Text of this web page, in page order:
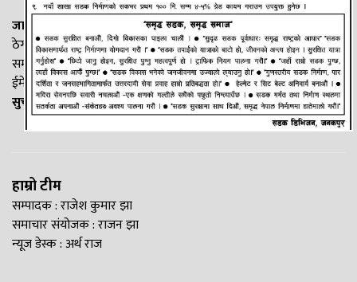
जानकी न्यूज नेटवर्क
ठेगाना: लक्ष्मीनियाँ -७, मधेश प्रदेश
सम्पर्क नं. : +977-9844100829
ईमेल:Madheshtopnews@gmail.com
सुचना विभाग दर्ता नं. २५४०/२०७७/७८
हाम्रो टीम
सम्पादक : राजेश कुमार झा
समाचार संयोजक : राजन झा
न्यूज डेस्क : अर्थ राज